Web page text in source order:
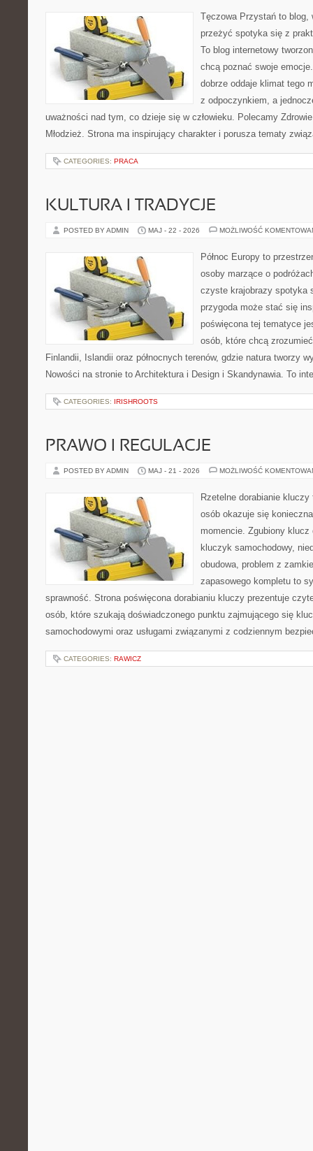
Tęczowa Przystań to
przeżyć spotyka się z
To blog internetowy
chcą poznać swoje
dobrze oddaje klimat tego
z odpoczynkiem, a
uważności nad tym, co dzieje się w człowieku. Polecamy
Młodzież. Strona ma inspirujący charakter i porusza tematy
CATEGORIES: PRACA
KULTURA I TRADYCJE
POSTED BY ADMIN MAJ - 22 - 2026 MOŻLIWOŚĆ
Północ Europy to
osoby marzące o
czyste krajobrazy spotyka
przygoda może stać się
poświęcona tej tematyce
osób, które chcą
Finlandii, Islandii oraz północnych terenów, gdzie natura tworzy
Nowości na stronie to Architektura i Design i Skandynawia. To
CATEGORIES: IRISHROOTS
PRAWO I REGULACJE
POSTED BY ADMIN MAJ - 21 - 2026 MOŻLIWOŚĆ
Rzetelne dorabianie
osób okazuje się
momencie. Zgubiony
kluczyk samochodowy,
obudowa, problem z
zapasowego kompletu to
sprawność. Strona poświęcona dorabianiu kluczy prezentuje
osób, które szukają doświadczonego punktu zajmującego się
samochodowymi oraz usługami związanymi z codziennym
CATEGORIES: RAWICZ